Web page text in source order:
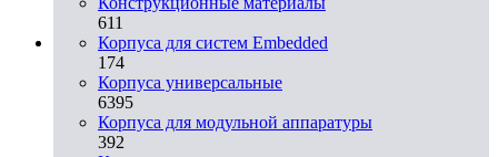
611
Корпуса для систем Embedded
174
Корпуса универсальные
6395
Корпуса для модульной аппаратуры
392